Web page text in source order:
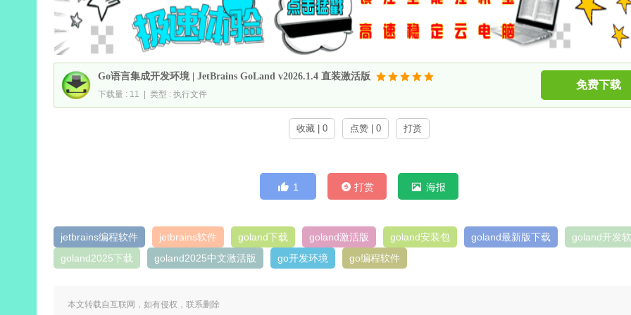
Go语言集成开发环境 | JetBrains GoLand v2026.1.4 直装激活版
下载量 : 11 | 类型 : 执行文件
免费下载
收藏 | 0 点赞 | 0 打赏
1 打赏 海报
jetbrains编程软件 jetbrains软件 goland下载 goland激活版 goland安装包 goland最新版下载
goland开发
goland2025下载
goland2025中文激活版 go开发环境 go编程软件
本文转载自互联网，如有侵权，联系删除